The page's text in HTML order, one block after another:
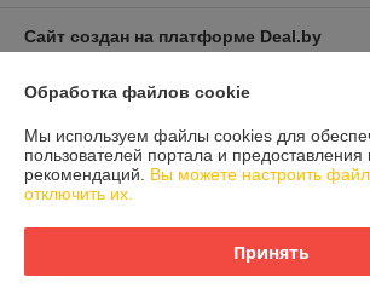
Сайт создан на платформе Deal.by
Юридическое лицо:Общество с ограниченной
«АкваОптима»
220040, г. Минск, пер. Можайского 3-й, д. 11, пом.
Регистрационный номер ЕГР: 193928608
Обработка файлов cookie
Мы используем файлы cookies для
пользователей портала и
рекомендаций. Вы можете настроить
отключить их.
Принять